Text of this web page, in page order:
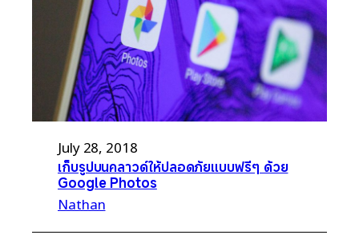
July 28, 2018
เก็บรูปบนคลาวด์ให้ปลอดภัยแบบฟรีๆ ด้วย
Google Photos
Nathan